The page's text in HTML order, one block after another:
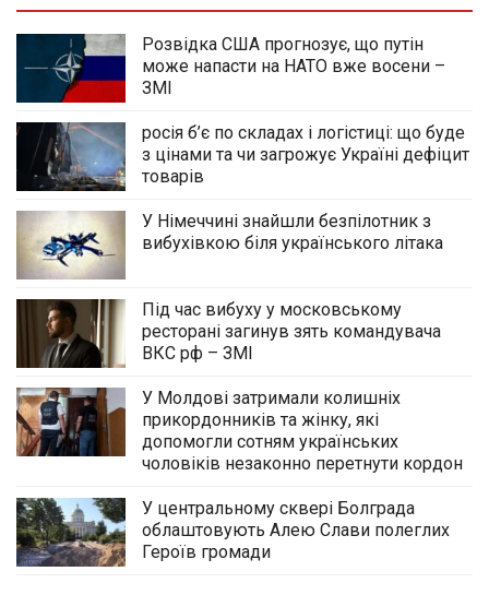
Розвідка США прогнозує, що путін
може напасти на НАТО вже восени –
ЗМІ
росія б’є по складах і логістиці: що буде
з цінами та чи загрожує Україні дефіцит
товарів
У Німеччині знайшли безпілотник з
вибухівкою біля українського літака
Під час вибуху у московському
ресторані загинув зять командувача
ВКС рф – ЗМІ
У Молдові затримали колишніх
прикордонників та жінку, які
допомогли сотням українських
чоловіків незаконно перетнути кордон
У центральному сквері Болграда
облаштовують Алею Слави полеглих
Героїв громади